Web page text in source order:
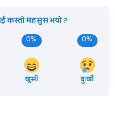
कस्तो महसुस भयो ?
0%
खुसी
0%
दुःखी